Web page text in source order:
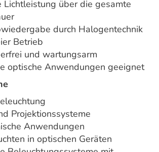
Lichtleistung über die gesamte
durch Halogentechnik
Betrieb
und wartungsarm
optische Anwendungen geeignet
Projektionssysteme
Anwendungen
in optischen Geräten